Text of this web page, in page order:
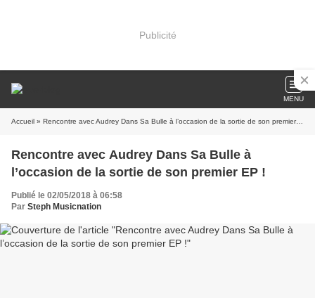
Publicité
MENU
Accueil » Rencontre avec Audrey Dans Sa Bulle à l’occasion de la sortie de son premier EP !
Rencontre avec Audrey Dans Sa Bulle à
l’occasion de la sortie de son premier EP !
Publié le 02/05/2018 à 06:58
Par Steph Musicnation